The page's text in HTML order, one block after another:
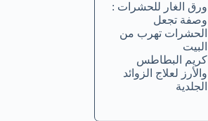
ورق الغار للحشرات :
وصفة تجعل
الحشرات تهرب من
البيت
كريم البطاطس
والأرز لعلاج الزوائد
الجلدية